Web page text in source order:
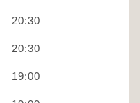
20:30
20:30
19:00